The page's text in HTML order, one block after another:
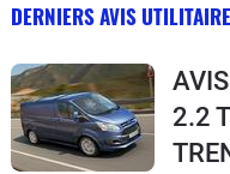
DERNIERS AVIS UTILITAIRE
2.2